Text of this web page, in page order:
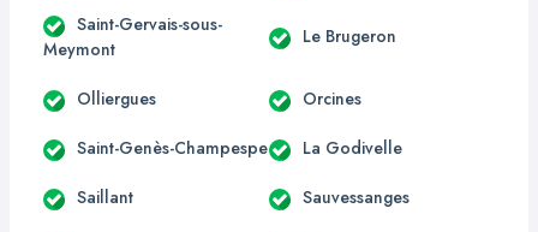
Saint-Gervais-sous-
Meymont
Le Brugeron
Olliergues Orcines
Saint-Genès-Champespe La Godivelle
Saillant Sauvessanges